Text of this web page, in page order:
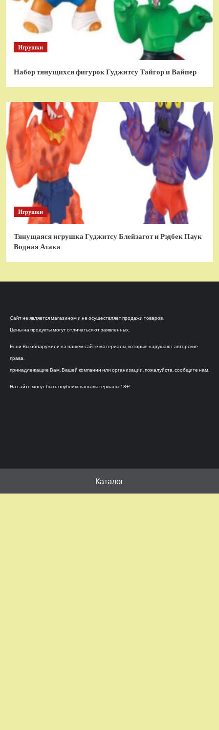
Игрушки
Набор тянущихся фигурок Гуджитсу Тайгор и Вайпер
Игрушки
Тянущаяся игрушка Гуджитсу Блейзагот и Рэдбек Паук
Водная Атака
Сайт не является магазином и не осуществляет продажи товаров.
Цены на продукты могут отличаться от заявленных.
Если Вы обнаружили на нашем сайте материалы, которые нарушают авторские
права,
принадлежащие Вам, Вашей компании или организации, пожалуйста, сообщите нам.
На сайте могут быть опубликованы материалы 18+!
Каталог